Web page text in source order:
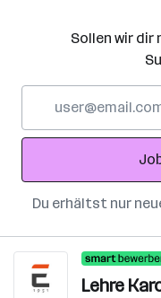
Sollen wir dir
Adresse
Du erhältst nur
Lehre